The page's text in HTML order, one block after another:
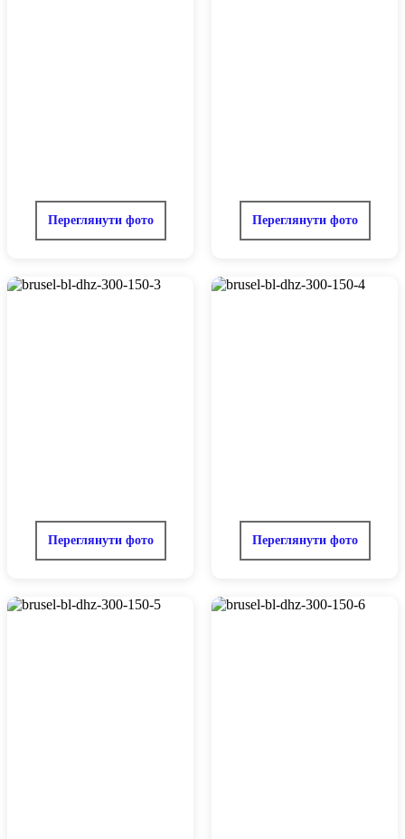
Переглянути фото Переглянути фото
Переглянути фото Переглянути фото